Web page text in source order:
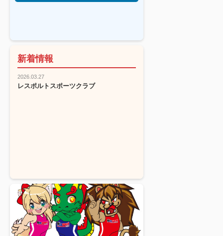
新着情報
2026.03.27
レスポルトスポーツクラブ